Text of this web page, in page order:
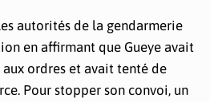
autorités de la gendarmerie
en affirmant que Gueye avait
ordres et avait tenté de
Pour stopper son convoi, un